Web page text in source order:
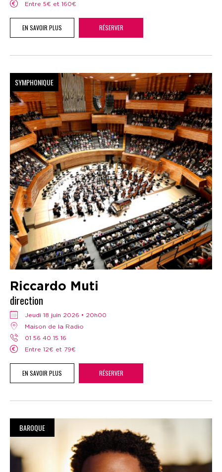
Entre 5€ et 160€
EN SAVOIR PLUS RÉSERVER
SYMPHONIQUE
Riccardo Muti
direction
jeudi 18 juin 2026 • 20h00
Maison de la Radio
01 56 40 15 16
Entre 12€ et 79€
EN SAVOIR PLUS RÉSERVER
BAROQUE